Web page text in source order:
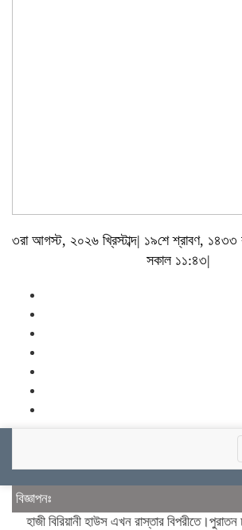
৩রা আগস্ট, ২০২৬ খ্রিস্টাব্দ| ১৯শে শ্রাবণ, ১৪৩৩
সকাল ১১:৪৩|
বিজ্ঞাপনঃ
বিরিয়ানী হাউস এখন রাস্তার বিপরীতে।পুরাতন